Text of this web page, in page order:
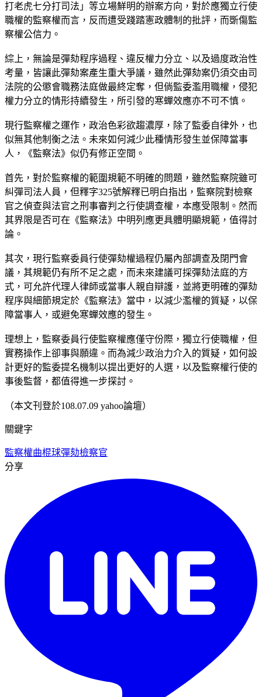
打老虎七分打司法」等立場鮮明的辦案方向，對於應獨立行使
職權的監察權而言，反而遭受踐踏憲政體制的批評，而斲傷監
察權公信力。
綜上，無論是彈劾程序過程、違反權力分立、以及過度政治性
考量，皆讓此彈劾案產生重大爭議，雖然此彈劾案仍須交由司
法院的公懲會職務法庭做最終定奪，但倘監委濫用職權，侵犯
權力分立的情形持續發生，所引發的寒蟬效應亦不可不慎。
現行監察權之運作，政治色彩欲趨濃厚，除了監委自律外，也
似無其他制衡之法。未來如何減少此種情形發生並保障當事
人，《監察法》似仍有修正空間。
首先，對於監察權的範圍規範不明確的問題，雖然監察院雖可
糾彈司法人員，但釋字325號解釋已明白指出，監察院對檢察
官之偵查與法官之刑事審判之行使調查權，本應受限制。然而
其界限是否可在《監察法》中明列應更具體明顯規範，值得討
論。
其次，現行監察委員行使彈劾權過程仍屬內部調查及閉門會
議，其規範仍有所不足之處，而未來建議可採彈劾法庭的方
式，可允許代理人律師或當事人親自辯護，並將更明確的彈劾
程序與細節規定於《監察法》當中，以減少濫權的質疑，以保
障當事人，或避免寒蟬效應的發生。
理想上，監察委員行使監察權應僅守份際，獨立行使職權，但
實務操作上卻事與願違。而為減少政治力介入的質疑，如何設
計更好的監委提名機制以提出更好的人選，以及監察權行使的
事後監督，都值得進一步探討。
（本文刊登於108.07.09 yahoo論壇）
關鍵字
監察權曲棍球彈劾檢察官
分享